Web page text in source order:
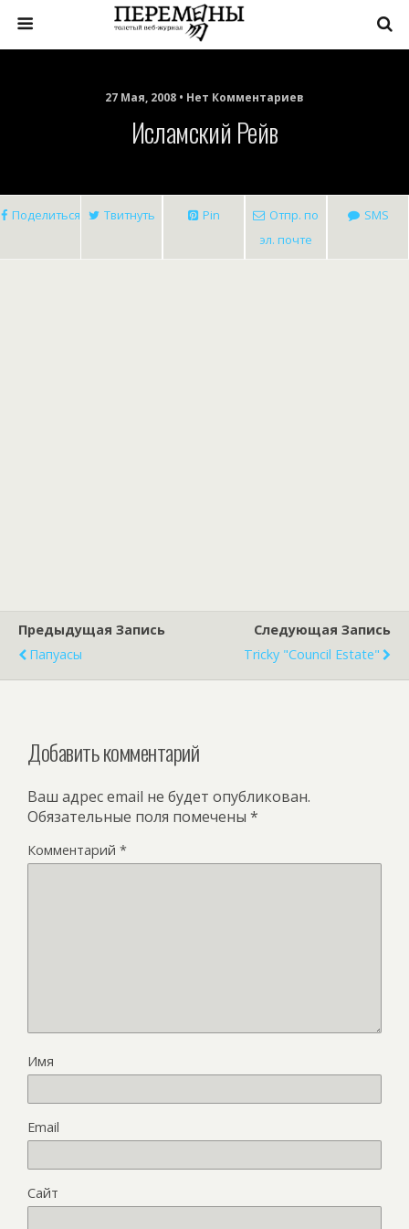
27 Мая, 2008 • Нет Комментариев
Исламский Рейв
Поделиться Твитнуть Pin
Отпр. по
эл. почте
SMS
Предыдущая Запись
Папуасы
Следующая Запись
Tricky "Council Estate"
Добавить комментарий
Ваш адрес email не будет опубликован.
Обязательные поля помечены *
Комментарий *
Имя
Email
Сайт